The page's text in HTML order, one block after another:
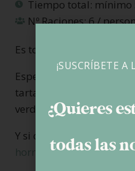
Tiempo total: mínimo
Nº Raciones: 6 /
Es todo por hoy.
Espero que os haya
tarta de queso
verdad, a mí me
Y si queréis una
versión
horneada, aquí tenéis la
¡SUSCRÍBETE A
¿Quieres
todas las